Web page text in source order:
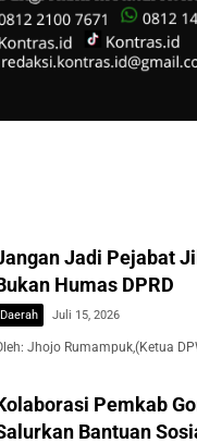
Jadi Pejabat
Humas DPRD
Daerah Juli 15, 2026
Jhojo Rumampuk,(Ketua
Pemkab
Bantuan